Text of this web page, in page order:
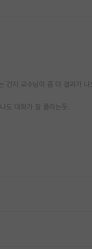
지 교수님이 좀 더 결과가
도 대화가 잘 풀리는듯.